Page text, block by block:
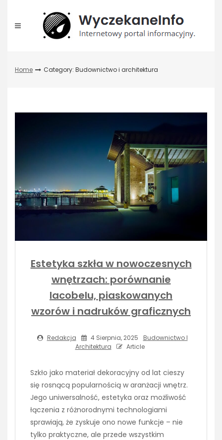
content
Home Category: Budownictwo i architektura
Estetyka szkła w nowoczesnych
wnętrzach: porównanie
lacobelu, piaskowanych
wzorów i nadruków graficznych
Redakcja 4 Sierpnia, 2025
Budownictwo I
Architektura
Article
Szkło jako materiał dekoracyjny od lat cieszy
się rosnącą popularnością w aranżacji wnętrz.
Jego uniwersalność, estetyka oraz możliwość
łączenia z różnorodnymi technologiami
sprawiają, że zyskuje ono nowe funkcje – nie
tylko praktyczne, ale przede wszystkim